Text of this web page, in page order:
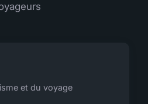
et du voyage